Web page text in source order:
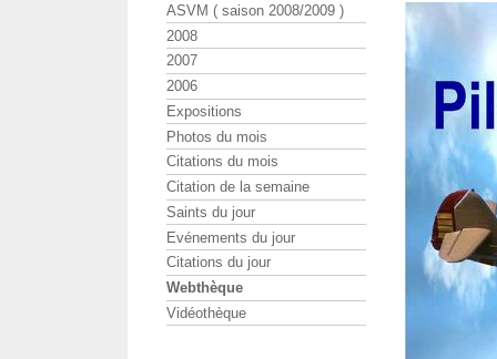
ASVM ( saison 2008/2009 )
2008
2007
2006
Expositions
Photos du mois
Citations du mois
Citation de la semaine
Saints du jour
Evénements du jour
Citations du jour
Webthèque
Vidéothèque